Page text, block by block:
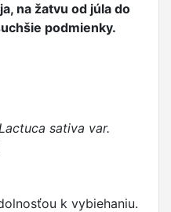
na žatvu od júla do
podmienky.
sativa var.
k vybiehaniu.